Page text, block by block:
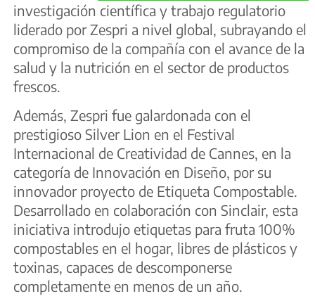
investigación científica y trabajo regulatorio
liderado por Zespri a nivel global, subrayando el
compromiso de la compañía con el avance de la
salud y la nutrición en el sector de productos
frescos.
Además, Zespri fue galardonada con el
prestigioso Silver Lion en el Festival
Internacional de Creatividad de Cannes, en la
categoría de Innovación en Diseño, por su
innovador proyecto de Etiqueta Compostable.
Desarrollado en colaboración con Sinclair, esta
iniciativa introdujo etiquetas para fruta 100%
compostables en el hogar, libres de plásticos y
toxinas, capaces de descomponerse
completamente en menos de un año.